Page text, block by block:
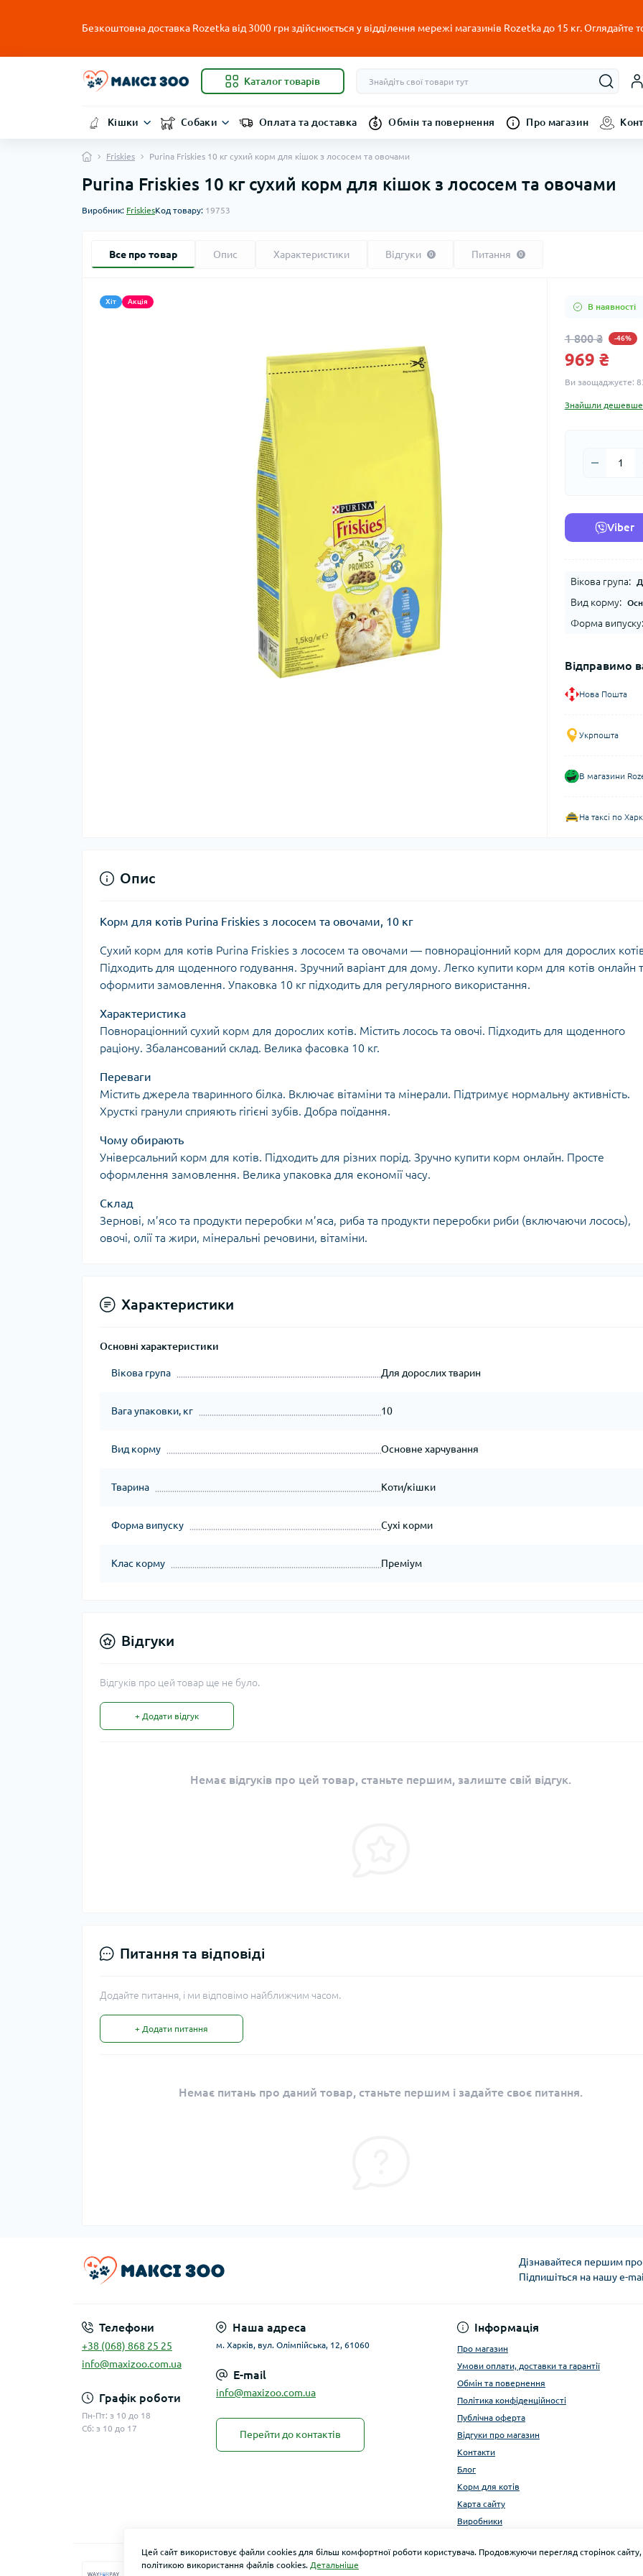
Безкоштовна доставка Rozetka від 3000 грн здійснюється у відділення мережі магазинів Rozetka до 15 кг. Оглядайте
Каталог товарів
Кішки Собаки Оплата та доставка Обмін та повернення Про магазин
Friskies Purina Friskies 10 кг сухий корм для кішок з лососем та овочами
Purina Friskies 10 кг сухий корм для кішок з лососем та овочами
Виробник: FriskiesКод товару: 19753
Все про товар Опис Характеристики Відгуки 0 Питання 0
Хіт Акція
В наявності
1 800 ₴ -46%
969 ₴
Ви заощаджуєте:
Знайшли
Viber
Вікова група:
Вид корму:
Форма випуску:
Відправимо
Нова Пошта
Укрпошта
В магазини
На таксі по
Опис
Корм для котів Purina Friskies з лососем та овочами, 10 кг
Сухий корм для котів Purina Friskies з лососем та овочами — повнораціонний корм для дорослих
Підходить для щоденного годування. Зручний варіант для дому. Легко купити корм для котів онлайн
оформити замовлення. Упаковка 10 кг підходить для регулярного використання.
Характеристика
Повнораціонний сухий корм для дорослих котів. Містить лосось та овочі. Підходить для щоденного
раціону. Збалансований склад. Велика фасовка 10 кг.
Переваги
Містить джерела тваринного білка. Включає вітаміни та мінерали. Підтримує нормальну активність.
Хрусткі гранули сприяють гігієні зубів. Добра поїдання.
Чому обирають
Універсальний корм для котів. Підходить для різних порід. Зручно купити корм онлайн. Просте
оформлення замовлення. Велика упаковка для економії часу.
Склад
Зернові, м’ясо та продукти переробки м’яса, риба та продукти переробки риби (включаючи лосось),
овочі, олії та жири, мінеральні речовини, вітаміни.
Характеристики
Основні характеристики
Вікова група Для дорослих тварин
Вага упаковки, кг 10
Вид корму Основне харчування
Тварина Коти/кішки
Форма випуску Сухі корми
Клас корму Преміум
Відгуки
Відгуків про цей товар ще не було.
+ Додати відгук
Немає відгуків про цей товар, станьте першим, залиште свій відгук.
Питання та відповіді
Додайте питання, і ми відповімо найближчим часом.
+ Додати питання
Немає питань про даний товар, станьте першим і задайте своє питання.
Дізнавайтеся першим про
Підпишіться на нашу e-
Телефони
+38 (068) 868 25 25
info@maxizoo.com.ua
Графік роботи
Пн-Пт: з 10 до 18
Сб: з 10 до 17
Наша адреса
м. Харків, вул. Олімпійська, 12, 61060
E-mail
info@maxizoo.com.ua
Перейти до контактів
Інформація
Про магазин
Умови оплати, доставки та гарантії
Обмін та повернення
Політика конфіденційності
Публічна оферта
Відгуки про магазин
Контакти
Блог
Корм для котів
Карта сайту
Виробники
Цей сайт використовує файли cookies для більш комфортної роботи користувача. Продовжуючи перегляд сторінок
політикою використання файлів cookies. Детальніше